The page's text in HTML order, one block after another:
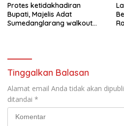
Protes ketidakhadiran
Bupati, Majelis Adat
Sumedanglarang walkout
Tinggalkan Balasan
Alamat email Anda tidak akan
ditandai *